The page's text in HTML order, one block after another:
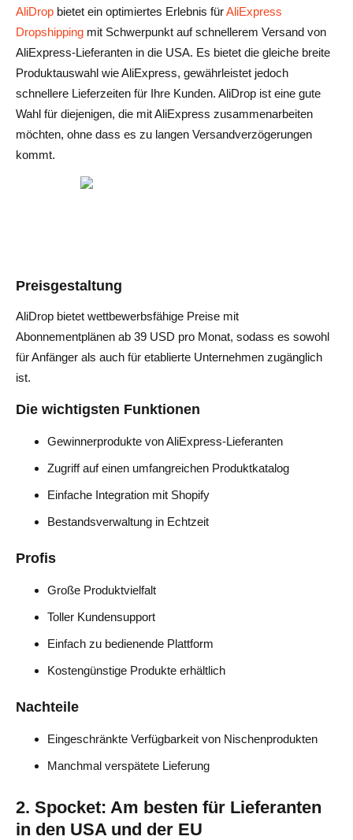
AliDrop bietet ein optimiertes Erlebnis fürAliExpress
Dropshipping mit Schwerpunkt auf schnellerem Versand von
AliExpress-Lieferanten in die USA. Es bietet die gleiche breite
Produktauswahl wie AliExpress, gewährleistet jedoch
schnellere Lieferzeiten für Ihre Kunden. AliDrop ist eine gute
Wahl für diejenigen, die mit AliExpress zusammenarbeiten
möchten, ohne dass es zu langen Versandverzögerungen
kommt.
Preisgestaltung
AliDrop bietet wettbewerbsfähige Preise mit
Abonnementplänen ab 39 USD pro Monat, sodass es sowohl
für Anfänger als auch für etablierte Unternehmen zugänglich
ist.
Die wichtigsten Funktionen
Gewinnerprodukte von AliExpress-Lieferanten
Zugriff auf einen umfangreichen Produktkatalog
Einfache Integration mit Shopify
Bestandsverwaltung in Echtzeit
Profis
Große Produktvielfalt
Toller Kundensupport
Einfach zu bedienende Plattform
Kostengünstige Produkte erhältlich
Nachteile
Eingeschränkte Verfügbarkeit von Nischenprodukten
Manchmal verspätete Lieferung
2. Spocket: Am besten für Lieferanten
in den USA und der EU